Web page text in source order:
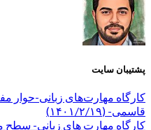
پشتیبان سایت
کارگاه مهارت‌های زبانی-حوار
قاسمی- (۱۴۰۱/۲/۱۹)
کارگاه مهارت های زبانی- سطح